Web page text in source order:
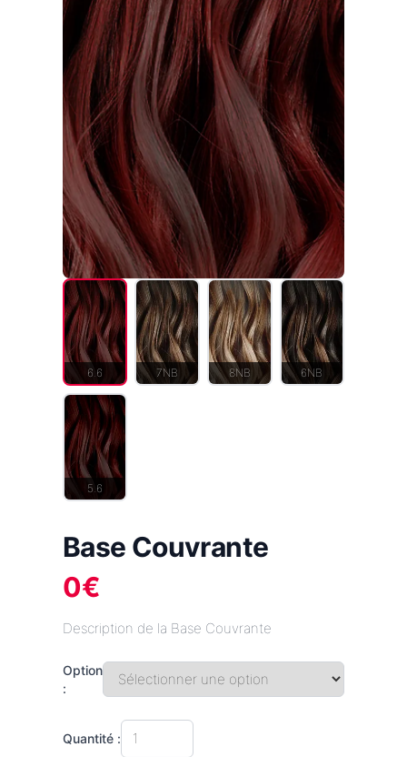
6.6 7NB 8NB 6NB
5.6
Base Couvrante
0€
Description de la Base Couvrante
Option
:
Quantité :